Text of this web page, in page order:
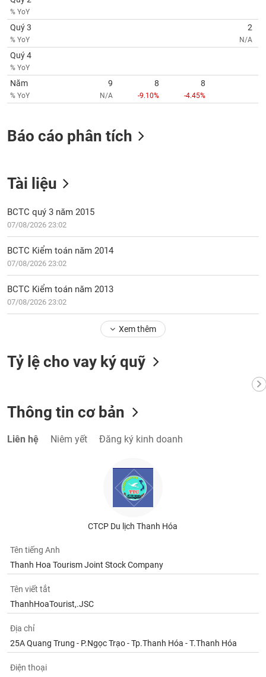
% YoY
Quý 3
% YoY
2
N/A
Quý 4
% YoY
Năm
% YoY
9
N/A
8
-9.10%
8
-4.45%
Báo cáo phân tích
Tài liệu
BCTC quý 3 năm 2015
07/08/2026 23:02
BCTC Kiểm toán năm 2014
07/08/2026 23:02
BCTC Kiểm toán năm 2013
07/08/2026 23:02
Xem thêm
Tỷ lệ cho vay ký quỹ
Thông tin cơ bản
Liên hệ Niêm yết Đăng ký kinh doanh
CTCP Du lịch Thanh Hóa
Tên tiếng Anh
Thanh Hoa Tourism Joint Stock Company
Tên viết tắt
ThanhHoaTourist,.JSC
Địa chỉ
25A Quang Trung - P.Ngọc Trạo - Tp.Thanh Hóa - T.Thanh Hóa
Điện thoại
Truyền
thông
tài
chính
liệu